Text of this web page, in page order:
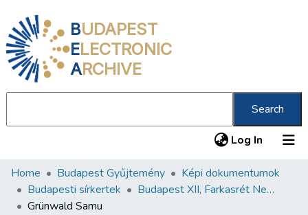
BUDAPEST
ELECTRONIC
ARCHIVE
Search
Log In (current)
Communities & Collections
All of DSpace
Home Budapest Gyűjtemény
Képi dokumentumok
Budapesti sírkertek
Budapest XII, Farkasrét Neológ Zsidó Temető
Grünwald Samu